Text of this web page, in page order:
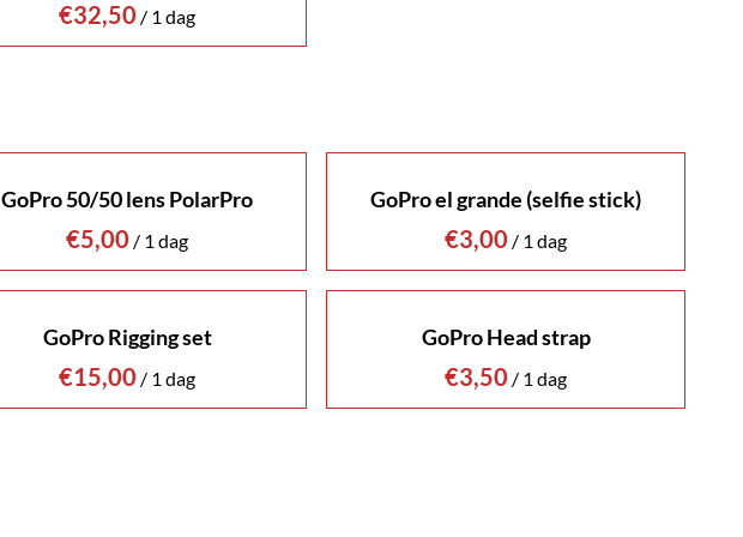
/
GoPro 50/50 lens PolarPro
/
GoPro el grande (selfie stick)
/
GoPro Rigging set
/
GoPro Head strap
/